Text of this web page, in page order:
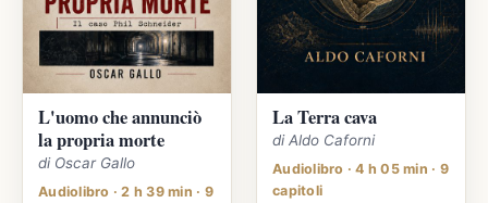
L'uomo che annunciò
la propria morte
di Oscar Gallo
Audiolibro · 2 h 39 min · 9
La Terra cava
di Aldo Caforni
Audiolibro · 4 h 05 min · 9
capitoli